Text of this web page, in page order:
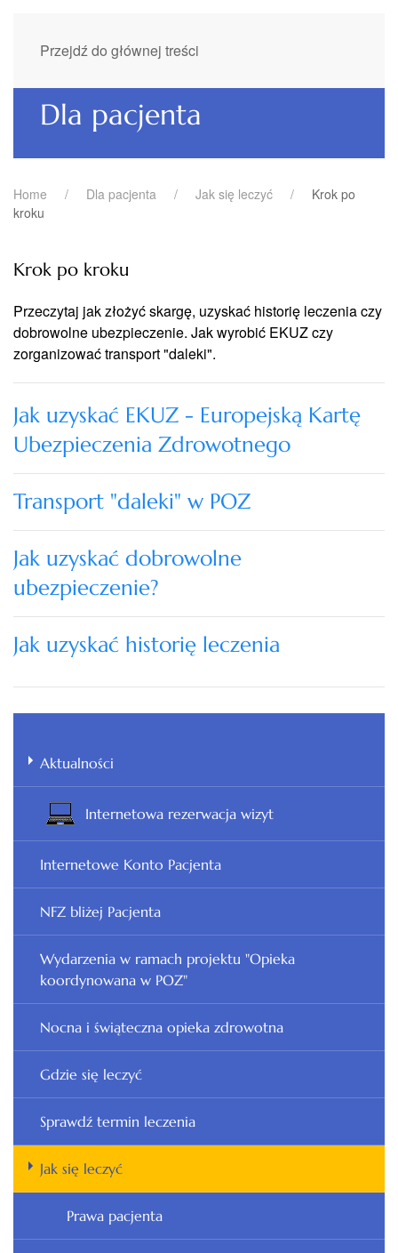
Przejdź do głównej treści
Dla pacjenta
Home Dla pacjenta Jak się leczyć
Krok po
kroku
Krok po kroku
Przeczytaj jak złożyć skargę, uzyskać historię leczenia czy
dobrowolne ubezpieczenie. Jak wyrobić EKUZ czy
zorganizować transport "daleki".
Jak uzyskać EKUZ - Europejską Kartę
Ubezpieczenia Zdrowotnego
Transport "daleki" w POZ
Jak uzyskać dobrowolne
ubezpieczenie?
Jak uzyskać historię leczenia
Aktualności
Internetowa rezerwacja wizyt
Internetowe Konto Pacjenta
NFZ bliżej Pacjenta
Wydarzenia w ramach projektu "Opieka
koordynowana w POZ"
Nocna i świąteczna opieka zdrowotna
Gdzie się leczyć
Sprawdź termin leczenia
Jak się leczyć
Prawa pacjenta